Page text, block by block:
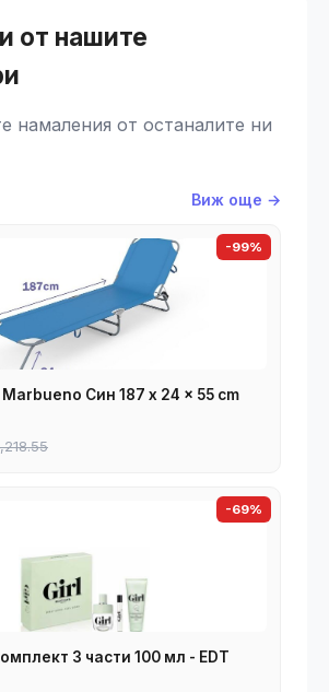
от нашите
намаления от останалите ни
Виж още →
-99%
Син 187 x 24 x 55 cm
-69%
3 части 100 мл - EDT